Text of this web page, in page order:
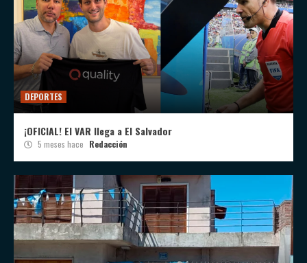
DEPORTES
¡OFICIAL! El VAR llega a El Salvador
5 meses hace Redacción